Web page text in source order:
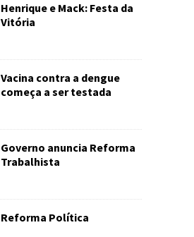
Henrique e Mack: Festa da
Vitória
Vacina contra a dengue
começa a ser testada
Governo anuncia Reforma
Trabalhista
Reforma Política